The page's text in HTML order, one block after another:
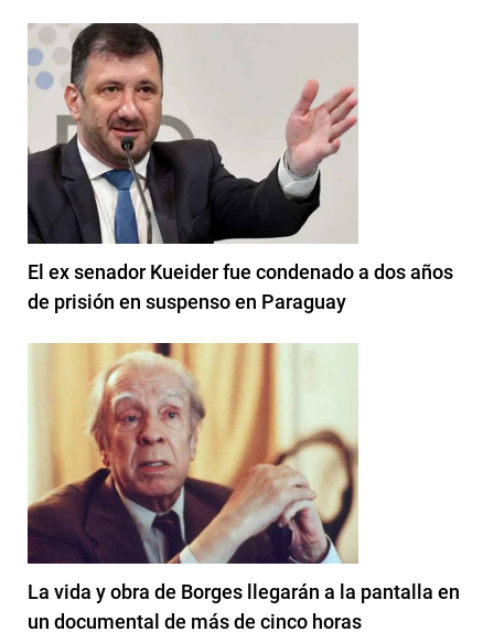
El ex senador Kueider fue condenado a dos años
de prisión en suspenso en Paraguay
La vida y obra de Borges llegarán a la pantalla en
un documental de más de cinco horas